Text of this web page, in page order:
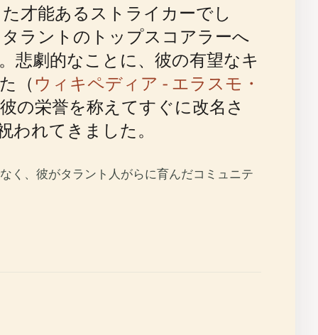
才能あるストライカーでし
ラントのトップスコアラーへ
悲劇的なことに、彼の有望なキ
（ウィキペディア - エラスモ・
の栄誉を称えてすぐに改名さ
れてきました。
く、彼がタラント人がらに育んだコミュニテ